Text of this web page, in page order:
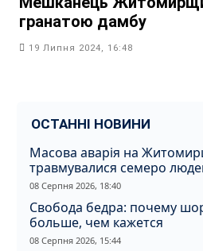
гранатою дамбу
19 Липня 2024, 16:48
ОСТАННІ НОВИНИ
Масова аварія на
травмувалися семеро
08 Серпня 2026, 18:40
Свобода бедра: почему
больше, чем кажется
08 Серпня 2026, 15:44